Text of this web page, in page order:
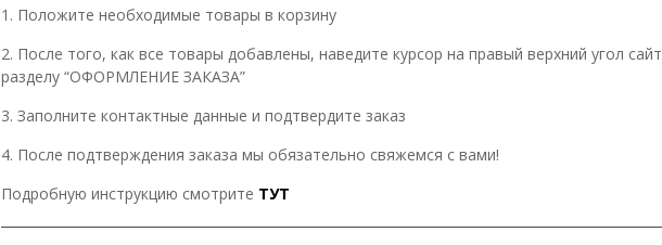
1. Положите необходимые товары в корзину
2. После того, как все товары добавлены, наведите курсор на правый верхний угол
разделу “ОФОРМЛЕНИЕ ЗАКАЗА”
3. Заполните контактные данные и подтвердите заказ
4. После подтверждения заказа мы обязательно свяжемся с вами!
Подробную инструкцию смотрите ТУТ